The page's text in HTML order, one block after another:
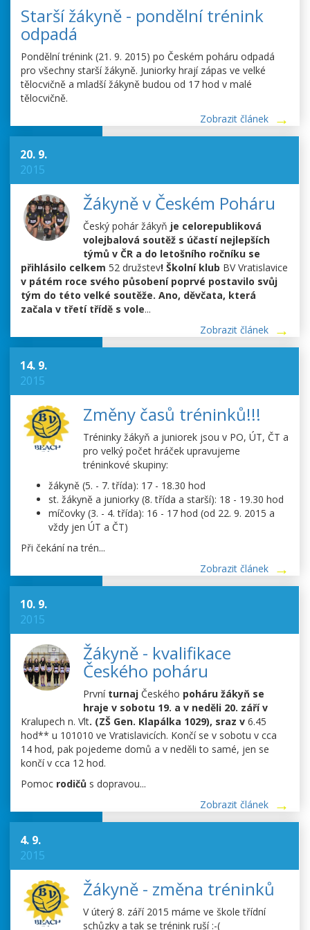
Starší žákyně - pondělní trénink
odpadá
Pondělní trénink (21. 9. 2015) po Českém poháru odpadá
pro všechny starší žákyně. Juniorky hrají zápas ve velké
tělocvičně a mladší žákyně budou od 17 hod v malé
tělocvičně.
Zobrazit článek
20. 9.
2015
Žákyně v Českém Poháru
Český pohár žákyň je celorepubliková
volejbalová soutěž s účastí nejlepších
týmů v ČR a do letošního ročníku se
přihlásilo celkem 52 družstev! Školní klub BV Vratislavice
v pátém roce svého působení poprvé postavilo svůj
tým do této velké soutěže. Ano, děvčata, která
začala v třetí třídě s vole...
Zobrazit článek
14. 9.
2015
Změny časů tréninků!!!
Tréninky žákyň a juniorek jsou v PO, ÚT, ČT a
pro velký počet hráček upravujeme
tréninkové skupiny:
žákyně (5. - 7. třída): 17 - 18.30 hod
st. žákyně a juniorky (8. třída a starší): 18 - 19.30 hod
míčovky (3. - 4. třída): 16 - 17 hod (od 22. 9. 2015 a
vždy jen ÚT a ČT)
Při čekání na trén...
Zobrazit článek
10. 9.
2015
Žákyně - kvalifikace
Českého poháru
Prvníturnaj Českého poháru žákyň se
hraje v sobotu 19. a v neděli 20. září v
Kralupech n. Vlt. (ZŠ Gen. Klapálka 1029), sraz v 6.45
hod** u 101010 ve Vratislavicích. Končí se v sobotu v cca
14 hod, pak pojedeme domů a v neděli to samé, jen se
končí v cca 12 hod.
Pomoc rodičů s dopravou...
Zobrazit článek
4. 9.
2015
Žákyně - změna tréninků
V úterý 8. září 2015 máme ve škole třídní
schůzky a tak se trénink ruší :-(